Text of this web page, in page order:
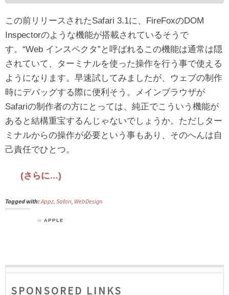
この前リリースされたSafari 3.1に、FireFoxのDOM
Inspectorのような機能が搭載されているそうで
す。“Web インスペクタ”と呼ばれるこの機能は通常は隠
されていて、ターミナルを使った操作を行う事で使える
ようになります。早速試してみましたが、ウェブの制作
時にデバッグする際に便利そう。メインブラウザが
Safariの制作者の方にとっては、純正でこういう機能が
あると結構重宝するんじゃないでしょうか。ただしター
ミナルからの操作が必要という事もあり、そのへんは自
己責任でひとつ。
(さらに…)
Tagged with: Appz, Safari, WebDesign
in APPLE
SPONSORED LINKS